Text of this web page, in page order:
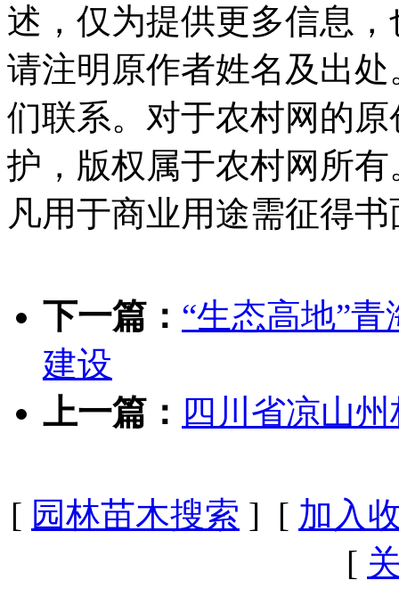
述，仅为提供更多信息
请注明原作者姓名及出
们联系。对于农村网的
护，版权属于农村网所
凡用于商业用途需征得
下一篇： “生态高地”
建设
上一篇： 四川省凉山
[ 园林苗木搜索 ] [ 加入
[